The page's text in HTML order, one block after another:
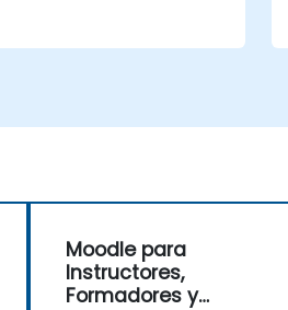
Moodle para
Instructores,
Formadores y